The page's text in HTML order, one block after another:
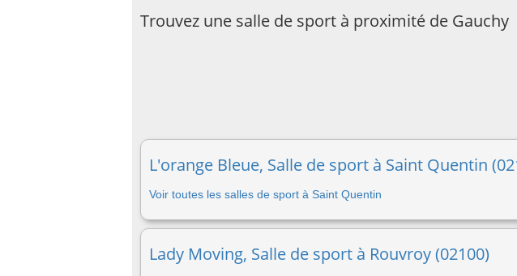
Trouvez une salle de sport à proximité de Gauchy
L'orange Bleue, Salle de sport à Saint Quentin
Voir toutes les salles de sport à Saint Quentin
Lady Moving, Salle de sport à Rouvroy (02100)